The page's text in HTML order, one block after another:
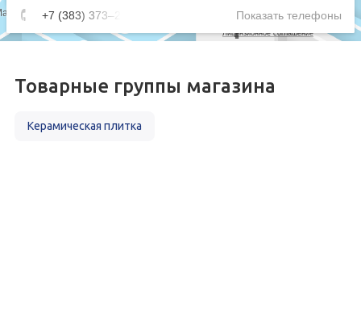
Товарные группы магазина
Керамическая плитка